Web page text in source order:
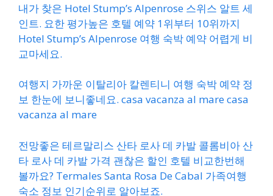
내가 찾은 Hotel Stump’s Alpenrose 스위스 알트 세
인트. 요한 평가높은 호텔 예약 1위부터 10위까지
Hotel Stump’s Alpenrose 여행 숙박 예약 어렵게 비
교마세요.
여행지 가까운 이탈리아 칼렌티니 여행 숙박 예약 정
보 한눈에 보니좋네요. casa vacanza al mare casa
vacanza al mare
전망좋은 테르말리스 산타 로사 데 카발 콜롬비아 산
타 로사 데 카발 가격 괜찮은 할인 호텔 비교한번해
볼까요? Termales Santa Rosa De Cabal 가족여행
숙소 정보 인기순위로 알아보죠.